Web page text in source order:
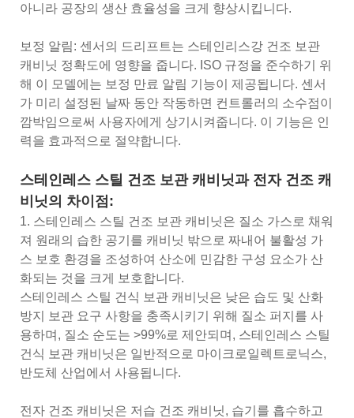
아니라 공장의 생산 효율성을 크게 향상시킵니다.
보정 알림: 센서의 드리프트는 스테인리스강 건조 보관
캐비닛 정확도에 영향을 줍니다. ISO 규정을 준수하기 위
해 이 모델에는 보정 만료 알림 기능이 제공됩니다. 센서
가 미리 설정된 날짜 동안 작동하면 컨트롤러의 소수점이
깜박임으로써 사용자에게 상기시켜줍니다. 이 기능은 인
력을 효과적으로 절약합니다.
스테인레스 스틸 건조 보관 캐비닛과 전자 건조 캐
비닛의 차이점:
1. 스테인레스 스틸 건조 보관 캐비닛은 질소 가스로 채워
져 원래의 습한 공기를 캐비닛 밖으로 짜내어 불활성 가
스 보호 환경을 조성하여 산소에 민감한 구성 요소가 산
화되는 것을 크게 보호합니다.
스테인레스 스틸 건식 보관 캐비닛은 낮은 습도 및 산화
방지 보관 요구 사항을 충족시키기 위해 질소 퍼지를 사
용하며, 질소 순도는 >99%로 제안되며, 스테인레스 스틸
건식 보관 캐비닛은 일반적으로 마이크로일렉트로닉스,
반도체 산업에서 사용됩니다.
전자 건조 캐비닛은 저습 건조 캐비닛, 습기를 흡수하고